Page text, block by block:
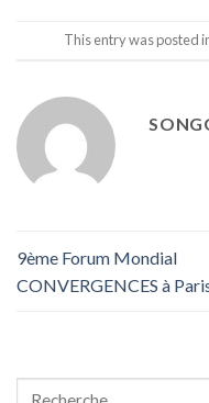
This entry was posted
9ème Forum Mondial
CONVERGENCES à